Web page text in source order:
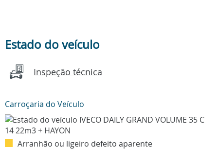
Estado do veículo
Inspeção técnica
Carroçaria do Veículo
Arranhão ou ligeiro defeito aparente